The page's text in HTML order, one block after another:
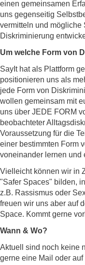
einen gemeinsamen
uns gegenseitig
vermitteln und mögliche
Diskriminierung
Um welche Form von
SayIt hat als Plattform
positionieren uns als
jede Form von
wollen gemeinsam mit
uns über JEDE FORM
beobachteter
Voraussetzung für die
einer bestimmten Form
voneinander lernen und
Vielleicht können wir in
"Safer Spaces" bilden,
z.B. Rassismus oder
freuen wir uns aber auf
Space. Kommt gerne
Wann & Wo?
Aktuell sind noch keine
gerne eine Mail oder